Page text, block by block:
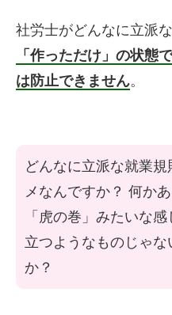
社労士がどんなに立派
「作っただけ」の状態
は防止できません。
どんなに立派な就業規
メなんですか？ 何か
「虎の巻」みたいな
立つようなものじゃな
か？